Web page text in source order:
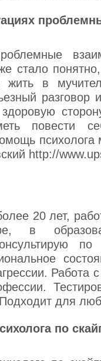
стало
в
разговор
повести
http://
20 лет,
для
по